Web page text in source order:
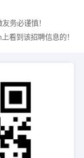
务必谨慎！
看到该招聘信息的！